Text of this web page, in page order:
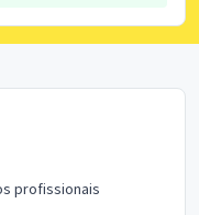
profissionais